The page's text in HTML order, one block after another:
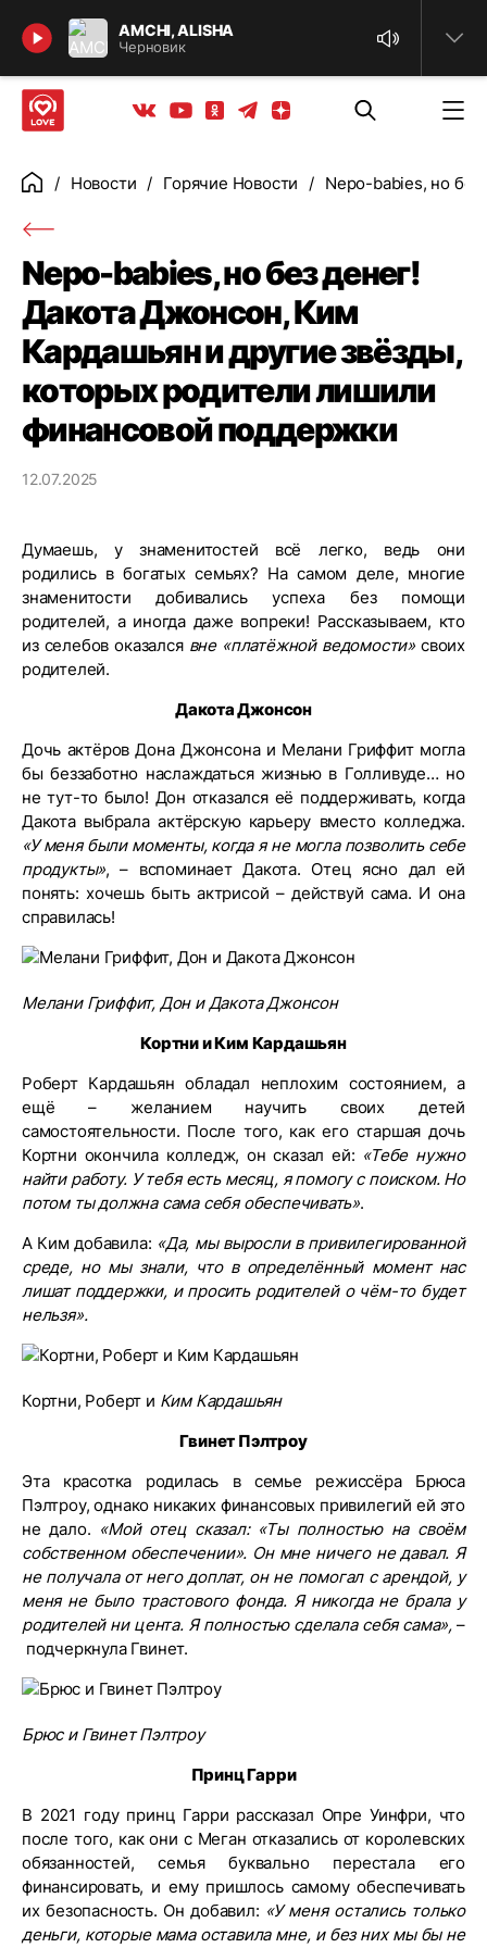
AMCHI, ALISHA
Черновик
Найти
Вконтакте
YoutubeОдноклассники
ТелеграмЯндекс дзен
ГлавнаяНовости Горячие Новости Nepo-babies, но
Nepo-babies, но без денег!
Дакота Джонсон, Ким
Кардашьян и другие звёзды,
которых родители лишили
финансовой поддержки
12.07.2025
Думаешь, у знаменитостей всё легко, ведь они
родились в богатых семьях? На самом деле, многие
знаменитости добивались успеха без помощи
родителей, а иногда даже вопреки! Рассказываем, кто
из селебов оказался вне «платёжной ведомости»своих
родителей.
Дакота Джонсон
Дочь актёров Дона Джонсона и Мелани Гриффит могла
бы беззаботно наслаждаться жизнью в Голливуде… но
не тут-то было! Дон отказался её поддерживать, когда
Дакота выбрала актёрскую карьеру вместо колледжа.
«У меня были моменты, когда я не могла позволить себе
продукты», – вспоминает Дакота. Отец ясно дал ей
понять: хочешь быть актрисой – действуй сама. И она
справилась!
Мелани Гриффит, Дон и Дакота Джонсон
Кортни и Ким Кардашьян
Роберт Кардашьян обладал неплохим состоянием, а
ещё – желанием научить своих детей
самостоятельности. После того, как его старшая дочь
Кортни окончила колледж, он сказал ей: «Тебе нужно
найти работу. У тебя есть месяц, я помогу с поиском. Но
потом ты должна сама себя обеспечивать».
А Ким добавила: «Да, мы выросли в привилегированной
среде, но мы знали, что в определённый момент нас
лишат поддержки, и просить родителей о чём-то будет
нельзя».
Кортни, Роберт и Ким Кардашьян
Гвинет Пэлтроу
Эта красотка родилась в семье режиссёра Брюса
Пэлтроу, однако никаких финансовых привилегий ей это
не дало. «Мой отец сказал: «Ты полностью на своём
собственном обеспечении». Он мне ничего не давал. Я
не получала от него доплат, он не помогал с арендой, у
меня не было трастового фонда. Я никогда не брала у
родителей ни цента. Я полностью сделала себя сама»,–
подчеркнула Гвинет.
Брюс и Гвинет Пэлтроу
Принц Гарри
В 2021 году принц Гарри рассказал Опре Уинфри, что
после того, как они с Меган отказались от королевских
обязанностей, семья буквально перестала его
финансировать, и ему пришлось самому обеспечивать
их безопасность. Он добавил: «У меня остались только
деньги, которые мама оставила мне, и без них мы бы не